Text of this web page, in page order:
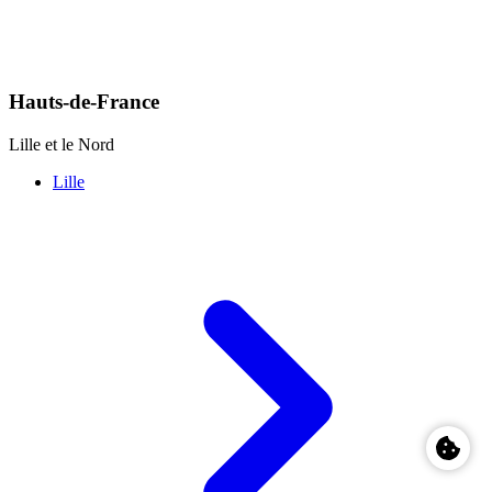
Hauts-de-France
Lille et le Nord
Lille